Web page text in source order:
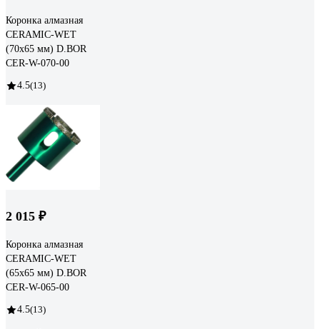
Коронка алмазная
CERAMIC-WET
(70х65 мм) D.BOR
CER-W-070-00
4.5(13)
2 015 ₽
Коронка алмазная
CERAMIC-WET
(65х65 мм) D.BOR
CER-W-065-00
4.5(13)